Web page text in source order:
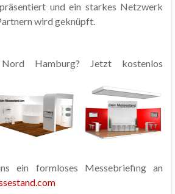
und ein starkes Netzwerk
wird geknüpft.
Hamburg? Jetzt kostenlos
ein formloses Messebriefing an